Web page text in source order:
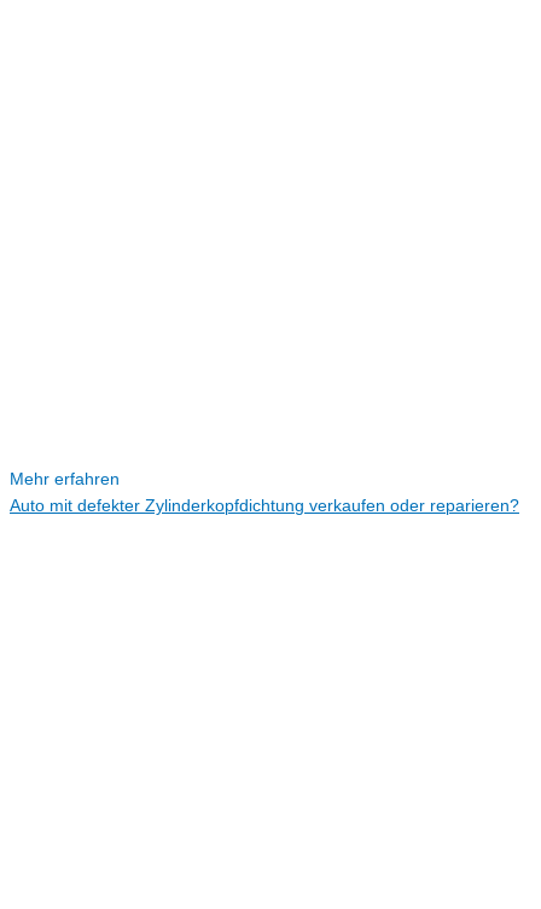
Mehr erfahren
Auto mit defekter Zylinderkopfdichtung verkaufen oder reparieren?